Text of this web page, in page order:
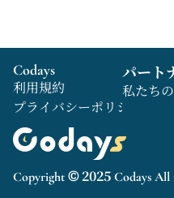
Copyright © 2025 Codays All
Codays
利用規約
プライバシーポリシー
パート
私たち